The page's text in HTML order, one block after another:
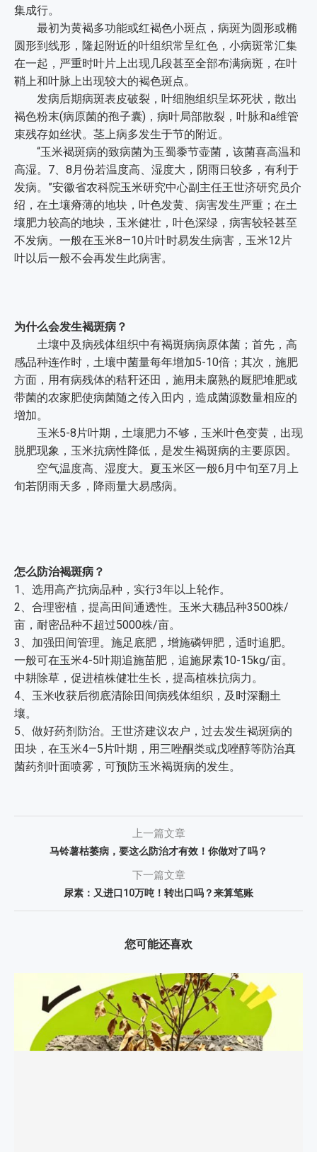
集成行。
最初为黄褐多功能或红褐色小斑点，病斑为圆形或椭
圆形到线形，隆起附近的叶组织常呈红色，小病斑常汇集
在一起，严重时叶片上出现几段甚至全部布满病斑，在叶
鞘上和叶脉上出现较大的褐色斑点。
发病后期病斑表皮破裂，叶细胞组织呈坏死状，散出
褐色粉末(病原菌的孢子囊)，病叶局部散裂，叶脉和a维管
束残存如丝状。茎上病多发生于节的附近。
“玉米褐斑病的致病菌为玉蜀黍节壶菌，该菌喜高温和
高湿。7、8月份若温度高、湿度大，阴雨日较多，有利于
发病。”安徽省农科院玉米研究中心副主任王世济研究员介
绍，在土壤瘠薄的地块，叶色发黄、病害发生严重；在土
壤肥力较高的地块，玉米健壮，叶色深绿，病害较轻甚至
不发病。一般在玉米8—10片叶时易发生病害，玉米12片
叶以后一般不会再发生此病害。
为什么会发生褐斑病？
土壤中及病残体组织中有褐斑病病原体菌；首先，高
感品种连作时，土壤中菌量每年增加5-10倍；其次，施肥
方面，用有病残体的秸秆还田，施用未腐熟的厩肥堆肥或
带菌的农家肥使病菌随之传入田内，造成菌源数量相应的
增加。
玉米5-8片叶期，土壤肥力不够，玉米叶色变黄，出现
脱肥现象，玉米抗病性降低，是发生褐斑病的主要原因。
空气温度高、湿度大。夏玉米区一般6月中旬至7月上
旬若阴雨天多，降雨量大易感病。
怎么防治褐斑病？
1、选用高产抗病品种，实行3年以上轮作。
2、合理密植，提高田间通透性。玉米大穗品种3500株/
亩，耐密品种不超过5000株/亩。
3、加强田间管理。施足底肥，增施磷钾肥，适时追肥。
一般可在玉米4-5叶期追施苗肥，追施尿素10-15kg/亩。
中耕除草，促进植株健壮生长，提高植株抗病力。
4、玉米收获后彻底清除田间病残体组织，及时深翻土
壤。
5、做好药剂防治。王世济建议农户，过去发生褐斑病的
田块，在玉米4—5片叶期，用三唑酮类或戊唑醇等防治真
菌药剂叶面喷雾，可预防玉米褐斑病的发生。
上一篇文章
马铃薯枯萎病，要这么防治才有效！你做对了吗？
下一篇文章
尿素：又进口10万吨！转出口吗？来算笔账
您可能还喜欢